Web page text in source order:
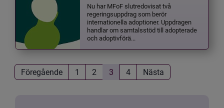
Nu har MFoF slutredovisat två
regeringsuppdrag som berör
internationella adoptioner. Uppdragen
handlar om samtalsstöd till adopterade
och adoptivförä...
Föregående 1 2 3 4 Nästa